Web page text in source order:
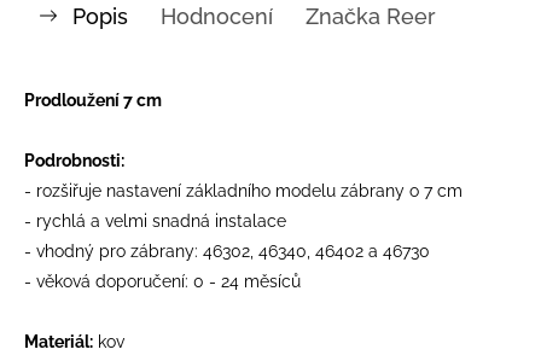
Popis Hodnocení Značka Reer
Prodloužení 7 cm
Podrobnosti:
- rozšiřuje nastavení základního modelu zábrany o 7 cm
- rychlá a velmi snadná instalace
- vhodný pro zábrany: 46302, 46340, 46402 a 46730
- věková doporučení: 0 - 24 měsíců
Materiál: kov